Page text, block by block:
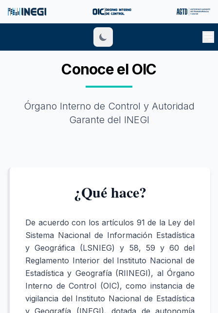
Conoce el OIC
Órgano Interno de Control y Autoridad
Garante del INEGI
¿Qué hace?
De acuerdo con los artículos 91 de la Ley del
Sistema Nacional de Información Estadística
y Geográfica (LSNIEG) y 58, 59 y 60 del
Reglamento Interior del Instituto Nacional de
Estadística y Geografía (RIINEGI), al Órgano
Interno de Control (OIC), como instancia de
vigilancia del Instituto Nacional de Estadística
y Geografía (INEGI), dotada de autonomía